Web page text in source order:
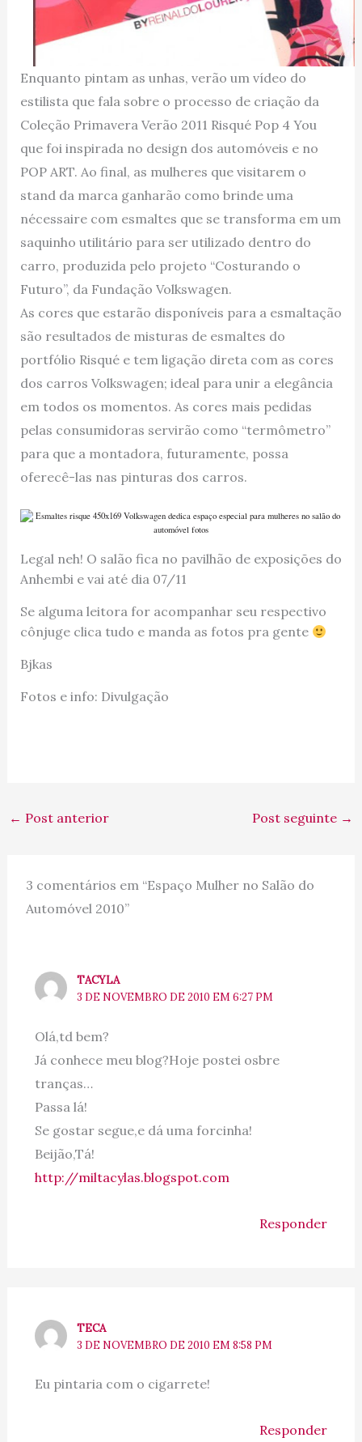
Enquanto pintam as unhas, verão um vídeo do
estilista que fala sobre o processo de criação da
Coleção Primavera Verão 2011 Risqué Pop 4 You
que foi inspirada no design dos automóveis e no
POP ART. Ao final, as mulheres que visitarem o
stand da marca ganharão como brinde uma
nécessaire com esmaltes que se transforma em um
saquinho utilitário para ser utilizado dentro do
carro, produzida pelo projeto “Costurando o
Futuro”, da Fundação Volkswagen.
As cores que estarão disponíveis para a esmaltação
são resultados de misturas de esmaltes do
portfólio Risqué e tem ligação direta com as cores
dos carros Volkswagen; ideal para unir a elegância
em todos os momentos. As cores mais pedidas
pelas consumidoras servirão como “termômetro”
para que a montadora, futuramente, possa
oferecê-las nas pinturas dos carros.
Legal neh! O salão fica no pavilhão de exposições do
Anhembi e vai até dia 07/11
Se alguma leitora for acompanhar seu respectivo
cônjuge clica tudo e manda as fotos pra gente
Bjkas
Fotos e info: Divulgação
← Post anterior Post seguinte →
3 comentários em “Espaço Mulher no Salão do
Automóvel 2010”
TACYLA
3 DE NOVEMBRO DE 2010 EM 6:27 PM
Olá,td bem?
Já conhece meu blog?Hoje postei osbre
tranças…
Passa lá!
Se gostar segue,e dá uma forcinha!
Beijão,Tá!
http://miltacylas.blogspot.com
Responder
TECA
3 DE NOVEMBRO DE 2010 EM 8:58 PM
Eu pintaria com o cigarrete!
Responder